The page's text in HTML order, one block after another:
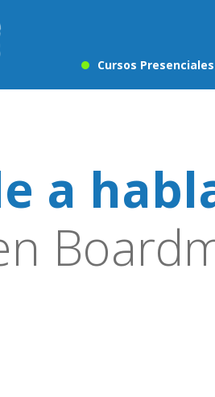
Cursos Presenciales
a